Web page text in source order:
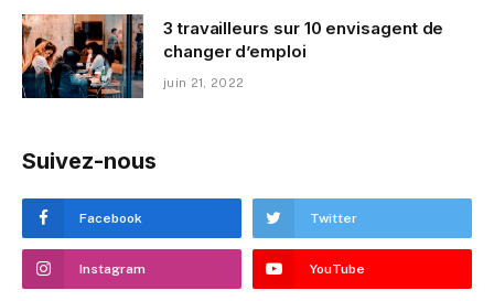
3 travailleurs sur 10 envisagent de
changer d’emploi
juin 21, 2022
Suivez-nous
Facebook Twitter
Instagram YouTube